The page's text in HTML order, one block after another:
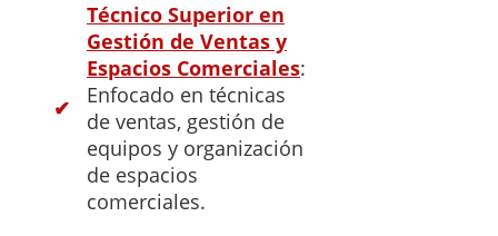
Técnico Superior en
Gestión de Ventas y
Espacios Comerciales:
Enfocado en técnicas
de ventas, gestión de
equipos y organización
de espacios
comerciales.